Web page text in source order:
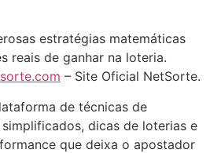
estratégias matemáticas
reais de ganhar na loteria.
– Site Oficial NetSorte.
de técnicas de
dicas de loterias e
que deixa o apostador